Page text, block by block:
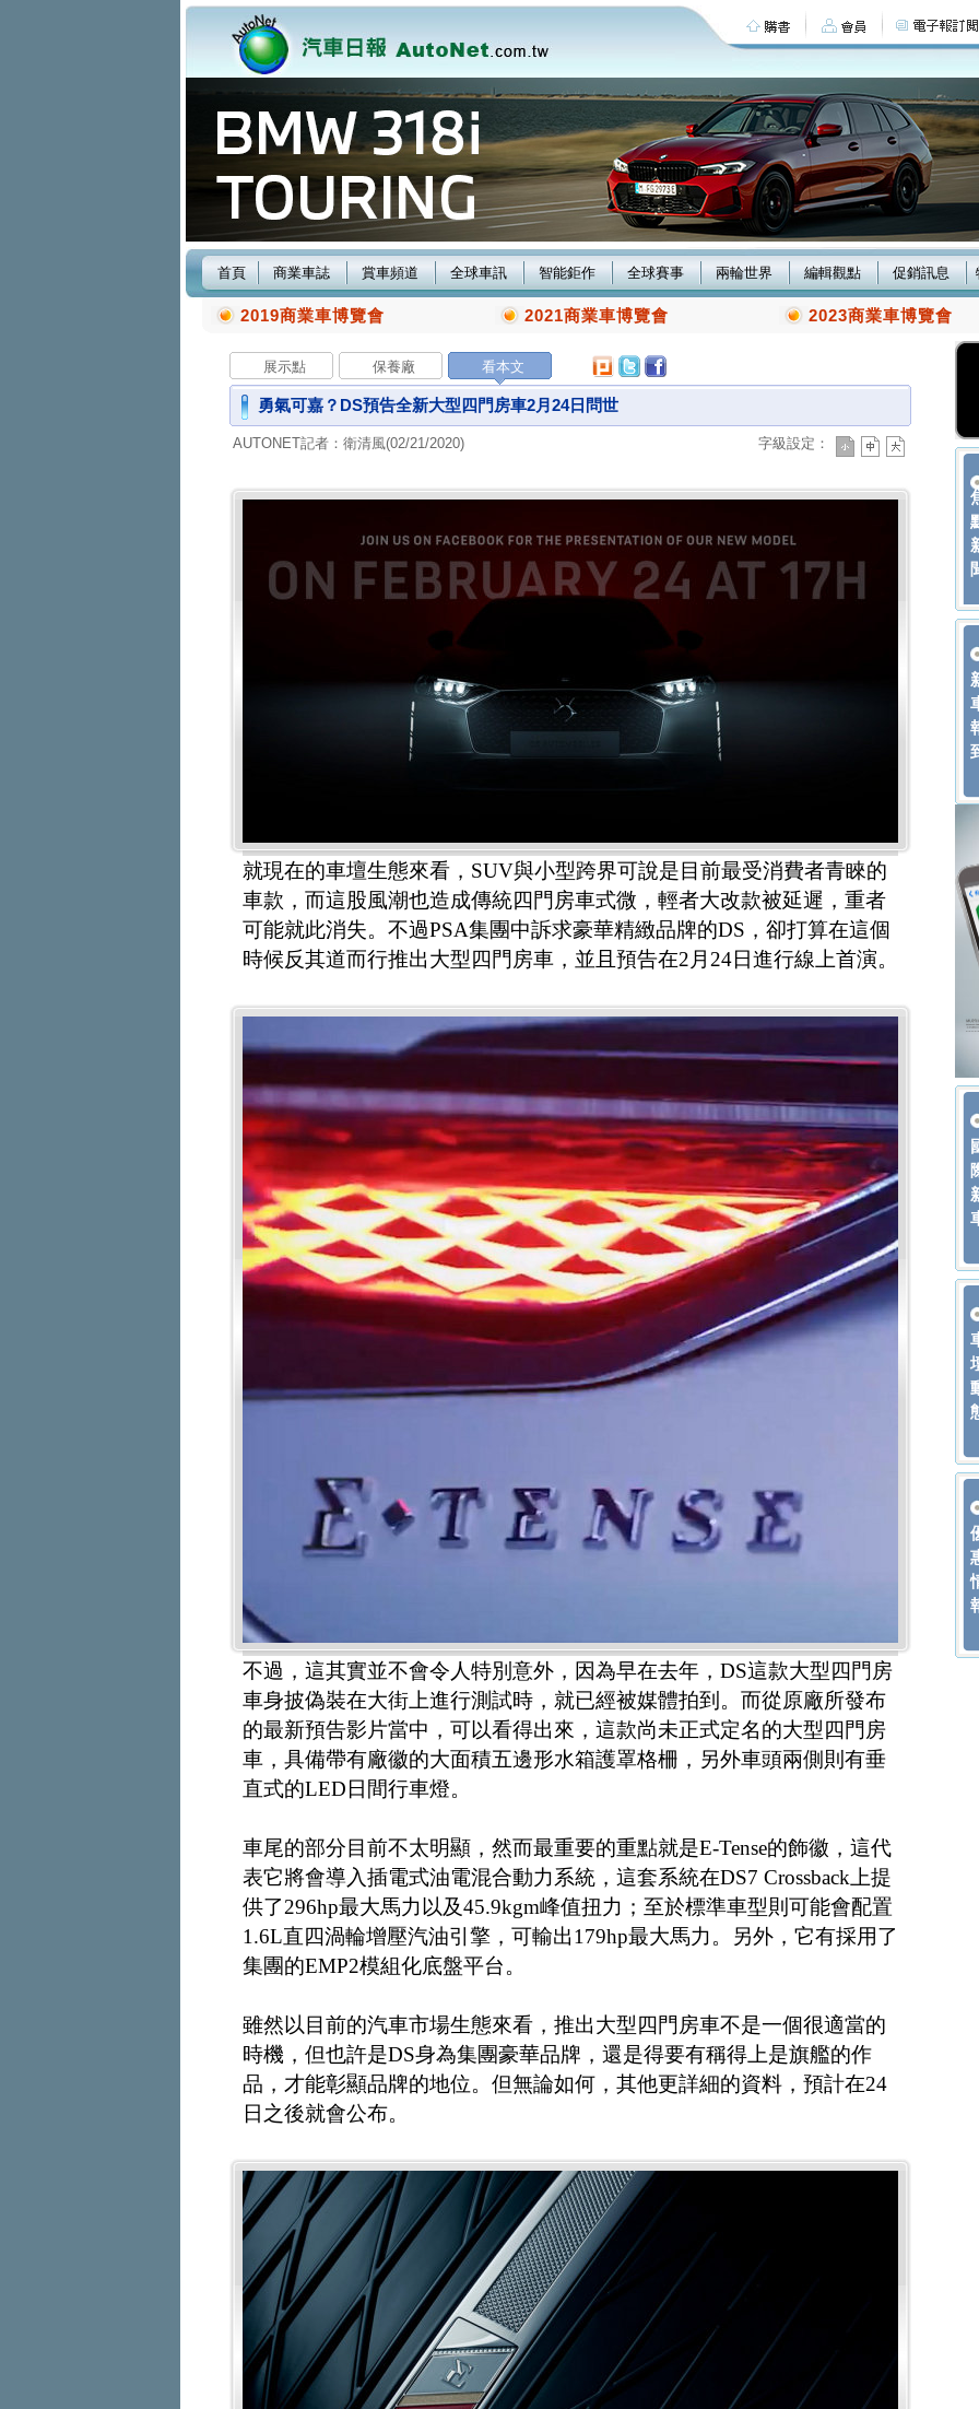
首頁 商業車誌 賞車頻道 全球車訊 智能鉅作 全球賽事 兩輪世界 編輯觀點 促銷訊息
2019商業車博覽會 2021商業車博覽會 2023商業車博覽會
展示點 保養廠 看本文
勇氣可嘉？DS預告全新大型四門房車2月24日問世
AUTONET記者：衛清風(02/21/2020) 字級設定：
就現在的車壇生態來看，SUV與小型跨界可說是目前最受消費者青睞的
車款，而這股風潮也造成傳統四門房車式微，輕者大改款被延遲，重者
可能就此消失。不過PSA集團中訴求豪華精緻品牌的DS，卻打算在這個
時候反其道而行推出大型四門房車，並且預告在2月24日進行線上首演。
不過，這其實並不會令人特別意外，因為早在去年，DS這款大型四門房
車身披偽裝在大街上進行測試時，就已經被媒體拍到。而從原廠所發布
的最新預告影片當中，可以看得出來，這款尚未正式定名的大型四門房
車，具備帶有廠徽的大面積五邊形水箱護罩格柵，另外車頭兩側則有垂
直式的LED日間行車燈。
車尾的部分目前不太明顯，然而最重要的重點就是E-Tense的飾徽，這代
表它將會導入插電式油電混合動力系統，這套系統在DS7 Crossback上提
供了296hp最大馬力以及45.9kgm峰值扭力；至於標準車型則可能會配置
1.6L直四渦輪增壓汽油引擎，可輸出179hp最大馬力。另外，它有採用了
集團的EMP2模組化底盤平台。
雖然以目前的汽車市場生態來看，推出大型四門房車不是一個很適當的
時機，但也許是DS身為集團豪華品牌，還是得要有稱得上是旗艦的作
品，才能彰顯品牌的地位。但無論如何，其他更詳細的資料，預計在24
日之後就會公布。